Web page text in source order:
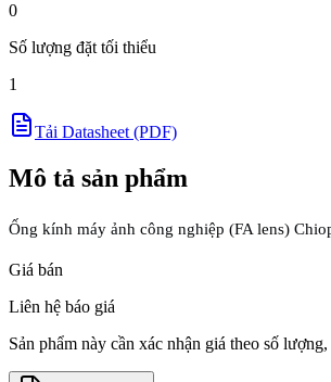
0
Số lượng đặt tối thiểu
1
Tải Datasheet (PDF)
Mô tả sản phẩm
Ống kính máy ảnh công nghiệp (FA lens)
Giá bán
Liên hệ báo giá
Sản phẩm này cần xác nhận giá theo số